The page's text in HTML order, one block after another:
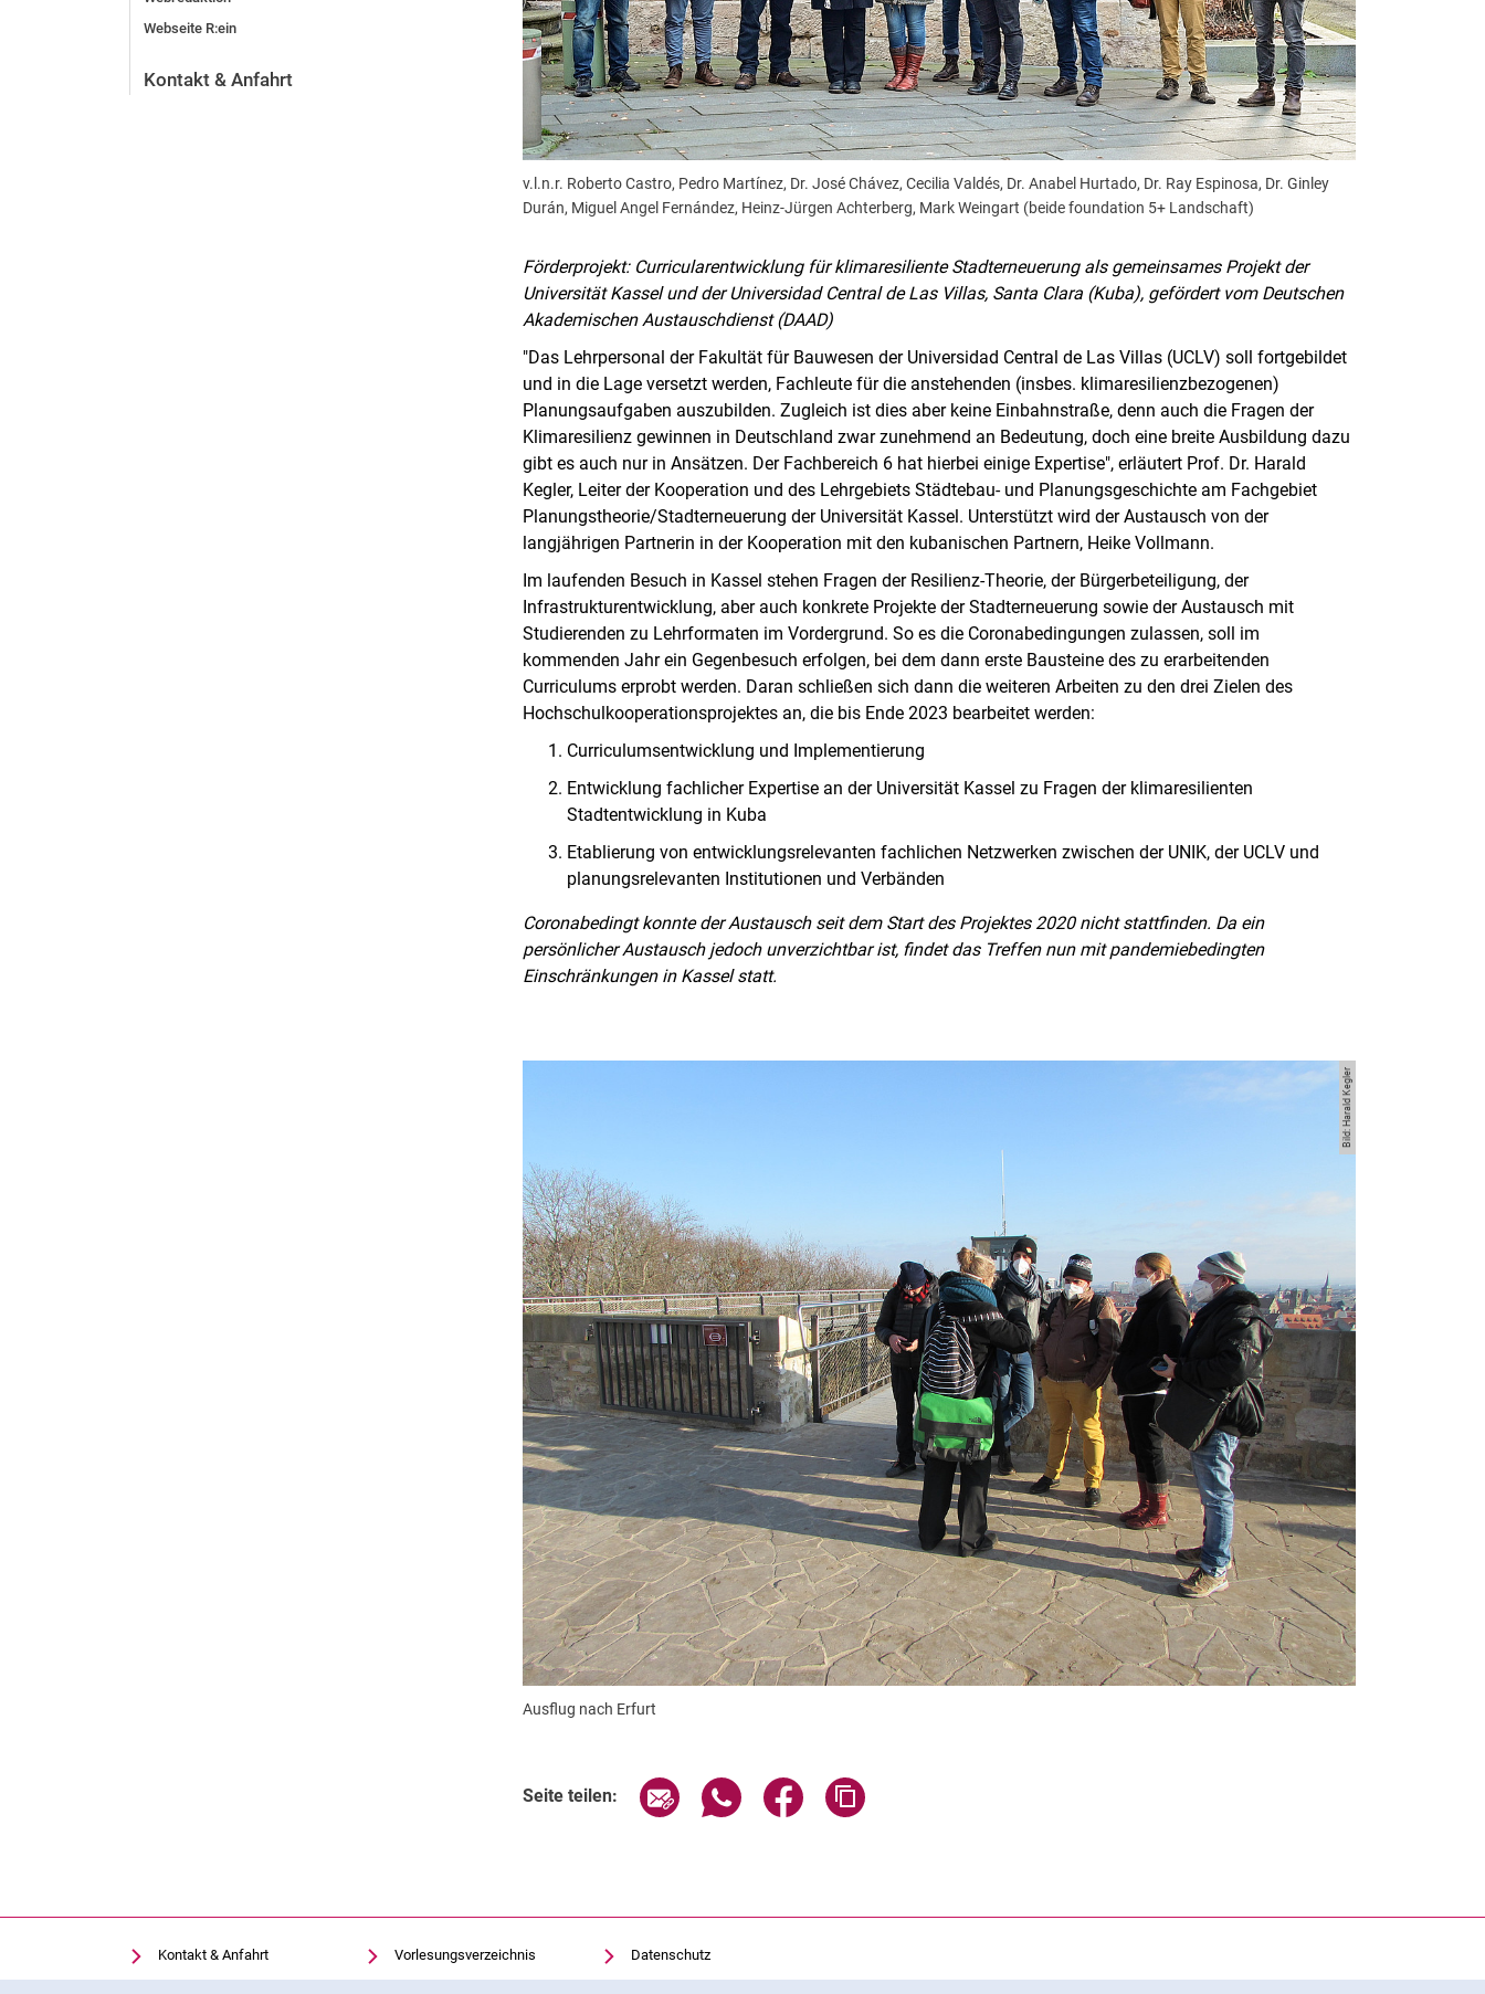
Webseite R:ein
Kontakt & Anfahrt
v.l.n.r. Roberto Castro, Pedro Martínez, Dr. José Chávez, Cecilia Valdés, Dr. Anabel Hurtado, Dr. Ray Espinosa, Dr. Ginley
Durán, Miguel Angel Fernández, Heinz-Jürgen Achterberg, Mark Weingart (beide foundation 5+ Landschaft)
Förderprojekt: Curricularentwicklung für klimaresiliente Stadterneuerung als gemeinsames Projekt der
Universität Kassel und der Universidad Central de Las Villas, Santa Clara (Kuba), gefördert vom Deutschen
Akademischen Austauschdienst (DAAD)
"Das Lehrpersonal der Fakultät für Bauwesen der Universidad Central de Las Villas (UCLV) soll fortgebildet
und in die Lage versetzt werden, Fachleute für die anstehenden (insbes. klimaresilienzbezogenen)
Planungsaufgaben auszubilden. Zugleich ist dies aber keine Einbahnstraße, denn auch die Fragen der
Klimaresilienz gewinnen in Deutschland zwar zunehmend an Bedeutung, doch eine breite Ausbildung dazu
gibt es auch nur in Ansätzen. Der Fachbereich 6 hat hierbei einige Expertise", erläutert Prof. Dr. Harald
Kegler, Leiter der Kooperation und des Lehrgebiets Städtebau- und Planungsgeschichte am Fachgebiet
Planungstheorie/Stadterneuerung der Universität Kassel. Unterstützt wird der Austausch von der
langjährigen Partnerin in der Kooperation mit den kubanischen Partnern, Heike Vollmann.
Im laufenden Besuch in Kassel stehen Fragen der Resilienz-Theorie, der Bürgerbeteiligung, der
Infrastrukturentwicklung, aber auch konkrete Projekte der Stadterneuerung sowie der Austausch mit
Studierenden zu Lehrformaten im Vordergrund. So es die Coronabedingungen zulassen, soll im
kommenden Jahr ein Gegenbesuch erfolgen, bei dem dann erste Bausteine des zu erarbeitenden
Curriculums erprobt werden. Daran schließen sich dann die weiteren Arbeiten zu den drei Zielen des
Hochschulkooperationsprojektes an, die bis Ende 2023 bearbeitet werden:
Curriculumsentwicklung und Implementierung
Entwicklung fachlicher Expertise an der Universität Kassel zu Fragen der klimaresilienten
Stadtentwicklung in Kuba
Etablierung von entwicklungsrelevanten fachlichen Netzwerken zwischen der UNIK, der UCLV und
planungsrelevanten Institutionen und Verbänden
Coronabedingt konnte der Austausch seit dem Start des Projektes 2020 nicht stattfinden. Da ein
persönlicher Austausch jedoch unverzichtbar ist, findet das Treffen nun mit pandemiebedingten
Einschränkungen in Kassel statt.
Bild: Harald Kegler
Ausflug nach Erfurt
Seite teilen: Seite über E-Mail teilen
Seite über WhatsApp teilen (externer Link, öffnet neues Fenster)
Seite über Facebook teilen (externer Link, öffnet neues Fenster)
Kontakt & Anfahrt
Einrichtungen suchen
Vorlesungsverzeichnis
Uni-Bibliothek
Datenschutz
Barrierefreiheit